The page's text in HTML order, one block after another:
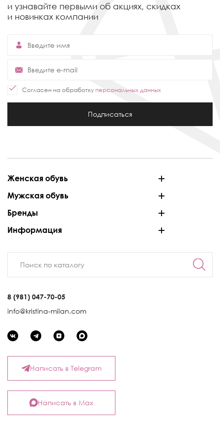
и узнавайте первыми об акциях, скидках
и новинках компании
Согласен на обработку персональных данных
Подписаться
Женская обувь
Мужская обувь
Бренды
Информация
8 (981) 047-70-05
info@kristina-milan.com
Написать в Telegram
Написать в Max